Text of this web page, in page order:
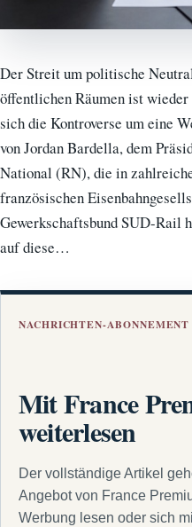
Der Streit um politische
öffentlichen Räumen ist
sich die Kontroverse um eine
von Jordan Bardella, dem
National (RN), die in
französischen
Gewerkschaftsbund SUD-Rail
auf diese…
NACHRICHTEN-ABONNEMENT
Mit France
weiterlesen
Der vollständige Artikel
Angebot von France
Werbung lesen oder sich